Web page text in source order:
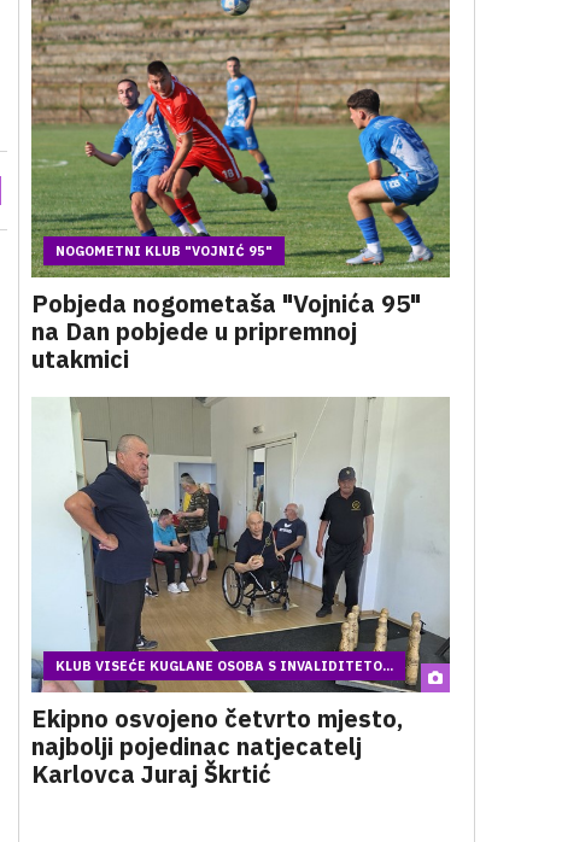
NOGOMETNI KLUB "VOJNIĆ 95"
Pobjeda nogometaša "Vojnića 95"
na Dan pobjede u pripremnoj
utakmici
KLUB VISEĆE KUGLANE OSOBA S INVALIDITETO...
Ekipno osvojeno četvrto mjesto,
najbolji pojedinac natjecatelj
Karlovca Juraj Škrtić